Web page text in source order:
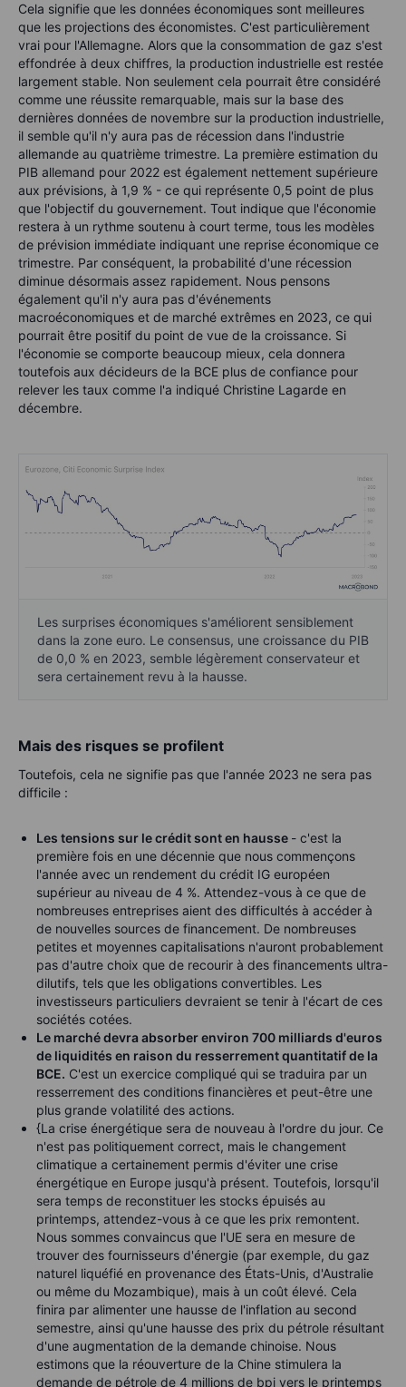
Cela signifie que les données économiques sont meilleures
que les projections des économistes. C'est particulièrement
vrai pour l'Allemagne. Alors que la consommation de gaz s'est
effondrée à deux chiffres, la production industrielle est restée
largement stable. Non seulement cela pourrait être considéré
comme une réussite remarquable, mais sur la base des
dernières données de novembre sur la production industrielle,
il semble qu'il n'y aura pas de récession dans l'industrie
allemande au quatrième trimestre. La première estimation du
PIB allemand pour 2022 est également nettement supérieure
aux prévisions, à 1,9 % - ce qui représente 0,5 point de plus
que l'objectif du gouvernement. Tout indique que l'économie
restera à un rythme soutenu à court terme, tous les modèles
de prévision immédiate indiquant une reprise économique ce
trimestre. Par conséquent, la probabilité d'une récession
diminue désormais assez rapidement. Nous pensons
également qu'il n'y aura pas d'événements
macroéconomiques et de marché extrêmes en 2023, ce qui
pourrait être positif du point de vue de la croissance. Si
l'économie se comporte beaucoup mieux, cela donnera
toutefois aux décideurs de la BCE plus de confiance pour
relever les taux comme l'a indiqué Christine Lagarde en
décembre.
Les surprises économiques s'améliorent sensiblement
dans la zone euro. Le consensus, une croissance du PIB
de 0,0 % en 2023, semble légèrement conservateur et
sera certainement revu à la hausse.
Mais des risques se profilent
Toutefois, cela ne signifie pas que l'année 2023 ne sera pas
difficile :
Les tensions sur le crédit sont en hausse - c'est la
première fois en une décennie que nous commençons
l'année avec un rendement du crédit IG européen
supérieur au niveau de 4 %. Attendez-vous à ce que de
nombreuses entreprises aient des difficultés à accéder à
de nouvelles sources de financement. De nombreuses
petites et moyennes capitalisations n'auront probablement
pas d'autre choix que de recourir à des financements ultra-
dilutifs, tels que les obligations convertibles. Les
investisseurs particuliers devraient se tenir à l'écart de ces
sociétés cotées.
Le marché devra absorber environ 700 milliards d'euros
de liquidités en raison du resserrement quantitatif de la
BCE. C'est un exercice compliqué qui se traduira par un
resserrement des conditions financières et peut-être une
plus grande volatilité des actions.
{La crise énergétique sera de nouveau à l'ordre du jour. Ce
n'est pas politiquement correct, mais le changement
climatique a certainement permis d'éviter une crise
énergétique en Europe jusqu'à présent. Toutefois, lorsqu'il
sera temps de reconstituer les stocks épuisés au
printemps, attendez-vous à ce que les prix remontent.
Nous sommes convaincus que l'UE sera en mesure de
trouver des fournisseurs d'énergie (par exemple, du gaz
naturel liquéfié en provenance des États-Unis, d'Australie
ou même du Mozambique), mais à un coût élevé. Cela
finira par alimenter une hausse de l'inflation au second
semestre, ainsi qu'une hausse des prix du pétrole résultant
d'une augmentation de la demande chinoise. Nous
estimons que la réouverture de la Chine stimulera la
demande de pétrole de 4 millions de bpj vers le printemps